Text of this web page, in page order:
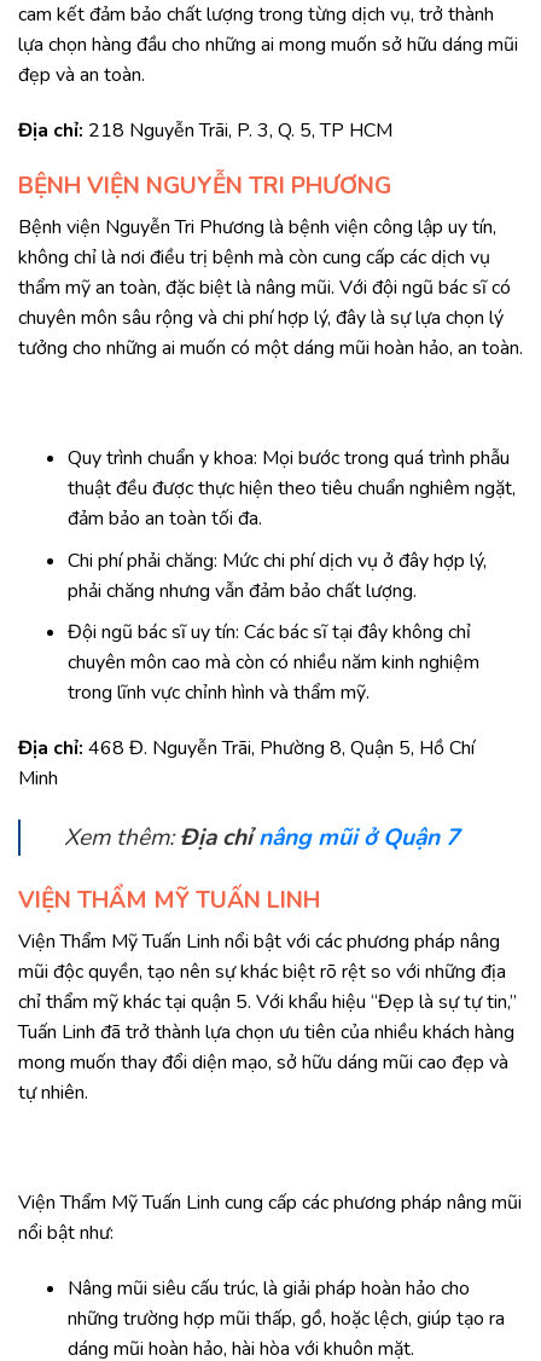
cam kết đảm bảo chất lượng trong từng dịch vụ, trở thành
lựa chọn hàng đầu cho những ai mong muốn sở hữu dáng mũi
đẹp và an toàn.
Địa chỉ: 218 Nguyễn Trãi, P. 3, Q. 5, TP HCM
BỆNH VIỆN NGUYỄN TRI PHƯƠNG
Bệnh viện Nguyễn Tri Phương là bệnh viện công lập uy tín,
không chỉ là nơi điều trị bệnh mà còn cung cấp các dịch vụ
thẩm mỹ an toàn, đặc biệt là nâng mũi. Với đội ngũ bác sĩ có
chuyên môn sâu rộng và chi phí hợp lý, đây là sự lựa chọn lý
tưởng cho những ai muốn có một dáng mũi hoàn hảo, an toàn.
Quy trình chuẩn y khoa: Mọi bước trong quá trình phẫu
thuật đều được thực hiện theo tiêu chuẩn nghiêm ngặt,
đảm bảo an toàn tối đa.
Chi phí phải chăng: Mức chi phí dịch vụ ở đây hợp lý,
phải chăng nhưng vẫn đảm bảo chất lượng.
Đội ngũ bác sĩ uy tín: Các bác sĩ tại đây không chỉ
chuyên môn cao mà còn có nhiều năm kinh nghiệm
trong lĩnh vực chỉnh hình và thẩm mỹ.
Địa chỉ: 468 Đ. Nguyễn Trãi, Phường 8, Quận 5, Hồ Chí
Minh
Xem thêm:Địa chỉnâng mũi ở Quận 7
VIỆN THẨM MỸ TUẤN LINH
Viện Thẩm Mỹ Tuấn Linh nổi bật với các phương pháp nâng
mũi độc quyền, tạo nên sự khác biệt rõ rệt so với những địa
chỉ thẩm mỹ khác tại quận 5. Với khẩu hiệu “Đẹp là sự tự tin,”
Tuấn Linh đã trở thành lựa chọn ưu tiên của nhiều khách hàng
mong muốn thay đổi diện mạo, sở hữu dáng mũi cao đẹp và
tự nhiên.
Viện Thẩm Mỹ Tuấn Linh cung cấp các phương pháp nâng mũi
nổi bật như:
Nâng mũi siêu cấu trúc, là giải pháp hoàn hảo cho
những trường hợp mũi thấp, gồ, hoặc lệch, giúp tạo ra
dáng mũi hoàn hảo, hài hòa với khuôn mặt.